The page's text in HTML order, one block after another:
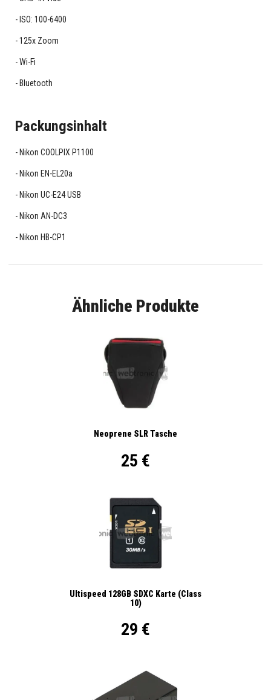
ISO: 100-6400
125x Zoom
Wi-Fi
Bluetooth
Packungsinhalt
Nikon COOLPIX P1100
Nikon EN-EL20a
Nikon UC-E24 USB
Nikon AN-DC3
Nikon HB-CP1
Ähnliche Produkte
Neoprene SLR Tasche
25 €
Ultispeed 128GB SDXC Karte (Class
10)
29 €